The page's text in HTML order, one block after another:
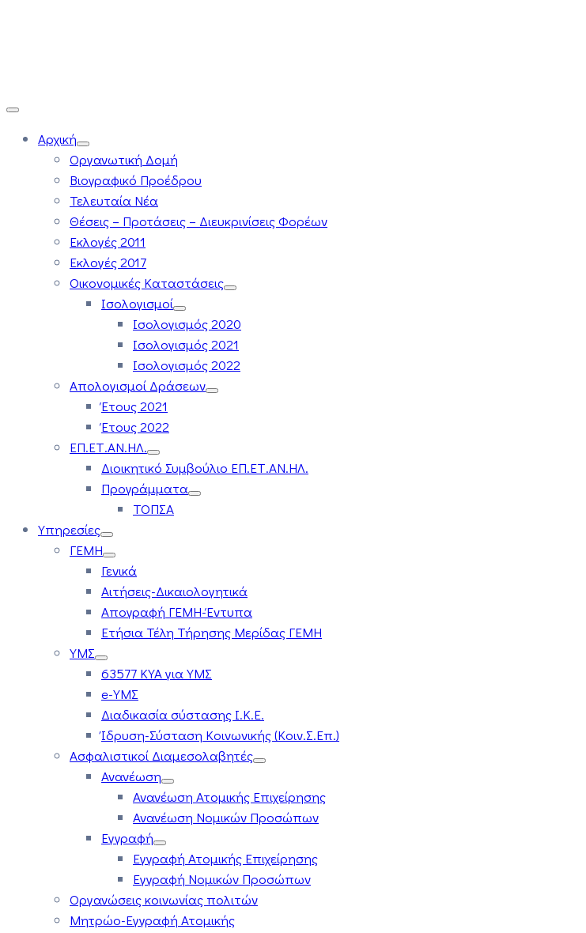
Αρχική
Οργανωτική Δομή
Βιογραφικό Προέδρου
Τελευταία Νέα
Θέσεις – Προτάσεις – Διευκρινίσεις Φορέων
Εκλογές 2011
Εκλογές 2017
Οικονομικές Καταστάσεις
Ισολογισμοί
Ισολογισμός 2020
Ισολογισμός 2021
Ισολογισμός 2022
Απολογισμοί Δράσεων
Έτους 2021
Έτους 2022
ΕΠ.ΕΤ.ΑΝ.ΗΛ.
Διοικητικό Συμβούλιο ΕΠ.ΕΤ.ΑΝ.ΗΛ.
Προγράμματα
ΤΟΠΣΑ
Υπηρεσίες
ΓΕΜΗ
Γενικά
Αιτήσεις-Δικαιολογητικά
Απογραφή ΓΕΜΗ-Έντυπα
Ετήσια Τέλη Τήρησης Μερίδας ΓΕΜΗ
ΥΜΣ
63577 ΚΥΑ για ΥΜΣ
e-ΥΜΣ
Διαδικασία σύστασης Ι.Κ.Ε.
Ίδρυση-Σύσταση Κοινωνικής (Κοιν.Σ.Επ.)
Ασφαλιστικοί Διαμεσολαβητές
Ανανέωση
Ανανέωση Ατομικής Επιχείρησης
Ανανέωση Νομικών Προσώπων
Εγγραφή
Εγγραφή Ατομικής Επιχείρησης
Εγγραφή Νομικών Προσώπων
Οργανώσεις κοινωνίας πολιτών
Μητρώο-Εγγραφή Ατομικής